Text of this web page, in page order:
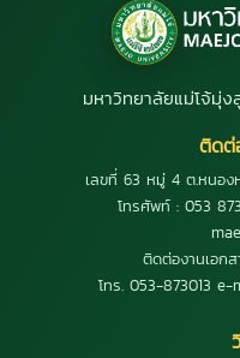
มหาวิทยาลัยแม่โจ้มุ่ง
ติดต่
เลขที่ 63 หมู่ 4 ต.หนอง
โทรศัพท์ : 053
ติดต่องานเอก
โทร. 053-873013 e-